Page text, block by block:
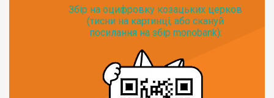
Збір на оцифровку козацьких церков
(тисни на картинці, або скануй
посилання на збір monobank):